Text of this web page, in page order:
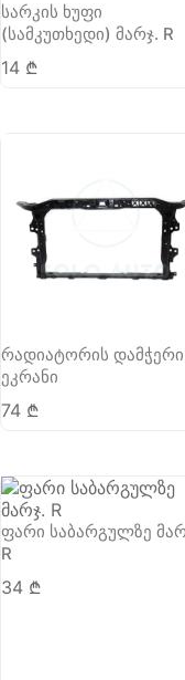
სარკის ხუფი
(სამკუთხედი) მარჯ. R
14 ₾
რადიატორის დამჭერი
ეკრანი
74 ₾
ფარი საბარგულზე
R
34 ₾